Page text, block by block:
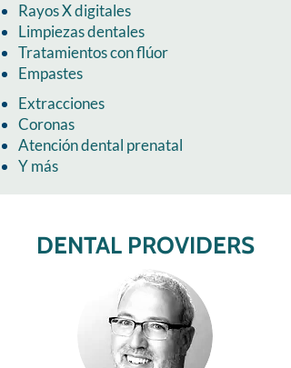
Rayos X digitales
Limpiezas dentales
Tratamientos con flúor
Empastes
Extracciones
Coronas
Atención dental prenatal
Y más
DENTAL PROVIDERS